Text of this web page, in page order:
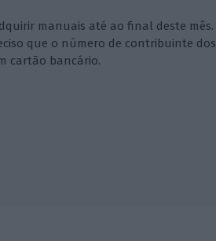
manuais até ao final deste mês.
que o número de contribuinte dos
cartão bancário.